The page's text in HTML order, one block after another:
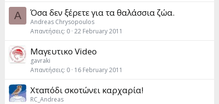
A Όσα δεν ξέρετε για τα θαλάσσια ζώα.
Andreas Chrysopoulos
Απαντήσεις 0 22 February 2011
Μαγευτικο Video
gavraki
Απαντήσεις 0 16 February 2011
Χταπόδι σκοτώνει καρχαρία!
RC_Andreas